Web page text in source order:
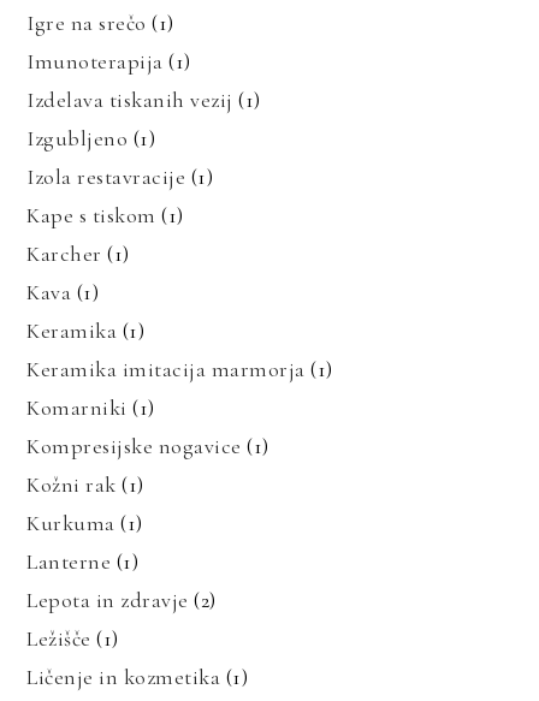
Igre na srečo (1)
Imunoterapija (1)
Izdelava tiskanih vezij (1)
Izgubljeno (1)
Izola restavracije (1)
Kape s tiskom (1)
Karcher (1)
Kava (1)
Keramika (1)
Keramika imitacija marmorja (1)
Komarniki (1)
Kompresijske nogavice (1)
Kožni rak (1)
Kurkuma (1)
Lanterne (1)
Lepota in zdravje (2)
Ležišče (1)
Ličenje in kozmetika (1)